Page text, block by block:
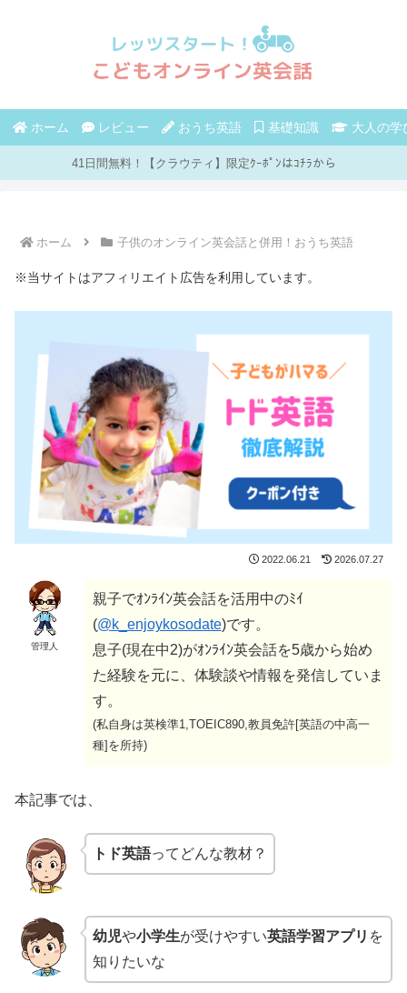
ホーム レビュー おうち英語 基礎知識 大人の学
41日間無料！【クラウティ】限定ｸｰﾎﾟﾝはｺﾁﾗから
ホーム 子供のオンライン英会話と併用！おうち英語
※当サイトはアフィリエイト広告を利用しています。
2022.06.21 2026.07.27
管理人
親子でｵﾝﾗｲﾝ英会話を活用中のﾐｲ
(@k_enjoykosodate)です。
息子(現在中2)がｵﾝﾗｲﾝ英会話を5歳から始め
た経験を元に、体験談や情報を発信していま
す。
(私自身は英検準1,TOEIC890,教員免許[英語の中高一
種]を所持)
本記事では、
トド英語ってどんな教材？
幼児や小学生が受けやすい英語学習アプリ を
知りたいな